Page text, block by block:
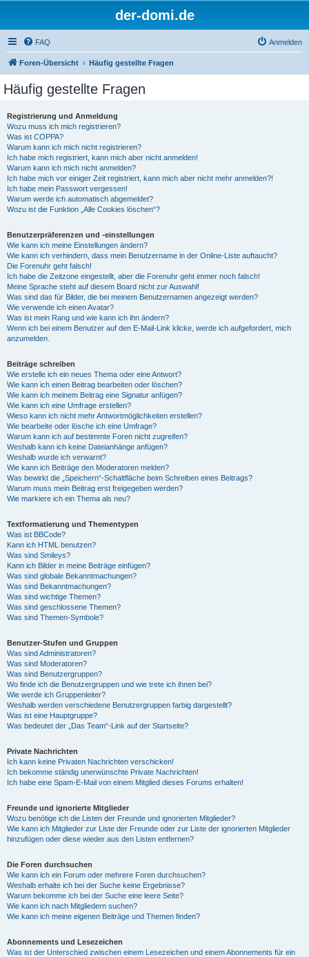
der-domi.de
FAQ Anmelden
Foren-Übersicht Häufig gestellte Fragen
Häufig gestellte Fragen
Registrierung und Anmeldung
Wozu muss ich mich registrieren?
Was ist COPPA?
Warum kann ich mich nicht registrieren?
Ich habe mich registriert, kann mich aber nicht anmelden!
Warum kann ich mich nicht anmelden?
Ich habe mich vor einiger Zeit registriert, kann mich aber nicht mehr anmelden?!
Ich habe mein Passwort vergessen!
Warum werde ich automatisch abgemeldet?
Wozu ist die Funktion „Alle Cookies löschen“?
Benutzerpräferenzen und -einstellungen
Wie kann ich meine Einstellungen ändern?
Wie kann ich verhindern, dass mein Benutzername in der Online-Liste auftaucht?
Die Forenuhr geht falsch!
Ich habe die Zeitzone eingestellt, aber die Forenuhr geht immer noch falsch!
Meine Sprache steht auf diesem Board nicht zur Auswahl!
Was sind das für Bilder, die bei meinem Benutzernamen angezeigt werden?
Wie verwende ich einen Avatar?
Was ist mein Rang und wie kann ich ihn ändern?
Wenn ich bei einem Benutzer auf den E-Mail-Link klicke, werde ich aufgefordert, mich
anzumelden.
Beiträge schreiben
Wie erstelle ich ein neues Thema oder eine Antwort?
Wie kann ich einen Beitrag bearbeiten oder löschen?
Wie kann ich meinem Beitrag eine Signatur anfügen?
Wie kann ich eine Umfrage erstellen?
Wieso kann ich nicht mehr Antwortmöglichkeiten erstellen?
Wie bearbeite oder lösche ich eine Umfrage?
Warum kann ich auf bestimmte Foren nicht zugreifen?
Weshalb kann ich keine Dateianhänge anfügen?
Weshalb wurde ich verwarnt?
Wie kann ich Beiträge den Moderatoren melden?
Was bewirkt die „Speichern“-Schaltfläche beim Schreiben eines Beitrags?
Warum muss mein Beitrag erst freigegeben werden?
Wie markiere ich ein Thema als neu?
Textformatierung und Thementypen
Was ist BBCode?
Kann ich HTML benutzen?
Was sind Smileys?
Kann ich Bilder in meine Beiträge einfügen?
Was sind globale Bekanntmachungen?
Was sind Bekanntmachungen?
Was sind wichtige Themen?
Was sind geschlossene Themen?
Was sind Themen-Symbole?
Benutzer-Stufen und Gruppen
Was sind Administratoren?
Was sind Moderatoren?
Was sind Benutzergruppen?
Wo finde ich die Benutzergruppen und wie trete ich ihnen bei?
Wie werde ich Gruppenleiter?
Weshalb werden verschiedene Benutzergruppen farbig dargestellt?
Was ist eine Hauptgruppe?
Was bedeutet der „Das Team“-Link auf der Startseite?
Private Nachrichten
Ich kann keine Privaten Nachrichten verschicken!
Ich bekomme ständig unerwünschte Private Nachrichten!
Ich habe eine Spam-E-Mail von einem Mitglied dieses Forums erhalten!
Freunde und ignorierte Mitglieder
Wozu benötige ich die Listen der Freunde und ignorierten Mitglieder?
Wie kann ich Mitglieder zur Liste der Freunde oder zur Liste der ignorierten Mitglieder
hinzufügen oder diese wieder aus den Listen entfernen?
Die Foren durchsuchen
Wie kann ich ein Forum oder mehrere Foren durchsuchen?
Weshalb erhalte ich bei der Suche keine Ergebnisse?
Warum bekomme ich bei der Suche eine leere Seite?
Wie kann ich nach Mitgliedern suchen?
Wie kann ich meine eigenen Beiträge und Themen finden?
Abonnements und Lesezeichen
Was ist der Unterschied zwischen einem Lesezeichen und einem Abonnements für ein